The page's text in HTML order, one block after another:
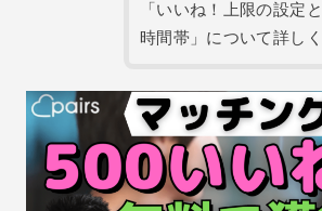
「いいね！上限の設定
時間帯」について詳し